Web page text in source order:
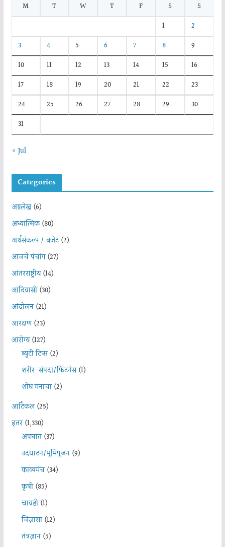
M
T W T F S
S
1
2
3
4 5 6 7 8
9
10
11 12 13 14 15
16
17
18 19 20 21 22
23
24
25 26 27 28 29
30
31
« Jul
Categories
अग्रलेख(6)
अध्यात्मिक(80)
अर्थसंकल्प / बजेट(2)
आजचे पंचांग(27)
आंतरराष्ट्रीय(14)
आदिवासी(30)
आंदोलन(21)
आरक्षण(23)
आरोग्य(127)
ब्युटी टिप्स(2)
शरीर-संपदा/फिटनेस(1)
शोध मनाचा(2)
आर्टिकल(25)
इतर(1,330)
अपघात(37)
उदघाटन/भूमिपूजन(9)
काव्यमंच(34)
कृषी(85)
चावडी(1)
जिज्ञासा(12)
तंत्रज्ञान(5)